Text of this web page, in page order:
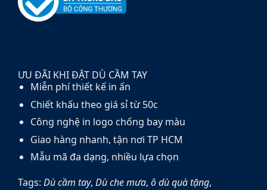
ƯU ĐÃI KHI ĐẶT DÙ CẦM TAY
Miễn phí thiết kế in ấn
Chiết khấu theo giá sỉ từ 50c
Công nghệ in logo chống bay màu
Giao hàng nhanh, tận nơi TP HCM
Mẫu mã đa dạng, nhiều lựa chọn
Tags: Dù cầm tay, Dù che mưa, ô dù quà tặng,